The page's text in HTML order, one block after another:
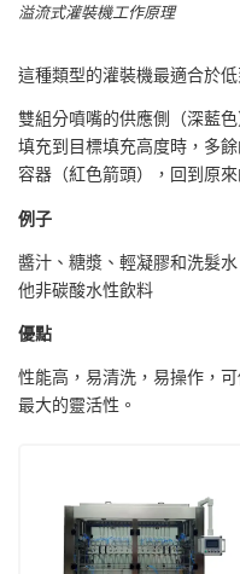
溢流式灌裝機工作原理
這種類型的灌裝機最適合於
雙組分噴嘴的供應側（深藍
填充到目標填充高度時，多
容器（紅色箭頭），回到原來
例子
醬汁、糖漿、輕凝膠和洗髮
他非碳酸水性飲料
優點
性能高，易清洗，易操作，
最大的靈活性。